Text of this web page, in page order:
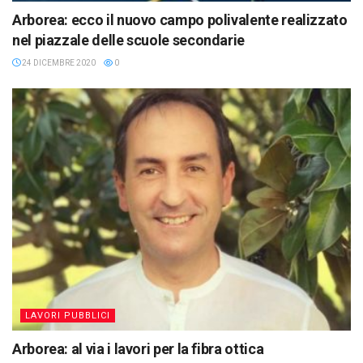
Arborea: ecco il nuovo campo polivalente realizzato
nel piazzale delle scuole secondarie
24 DICEMBRE 2020 0
LAVORI PUBBLICI
Arborea: al via i lavori per la fibra ottica